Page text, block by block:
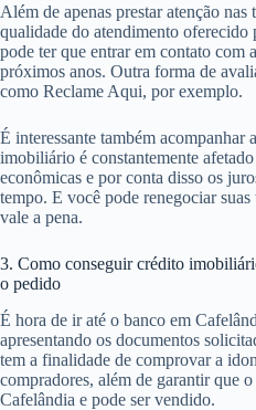
Além de apenas prestar atenção
qualidade do atendimento oferecido
pode ter que entrar em contato com
próximos anos. Outra forma de
como Reclame Aqui, por exemplo.
É interessante também acompanhar
imobiliário é constantemente
econômicas e por conta disso os
tempo. E você pode renegociar
vale a pena.
3. Como conseguir crédito
o pedido
É hora de ir até o banco em
apresentando os documentos
tem a finalidade de comprovar a
compradores, além de garantir que
Cafelândia e pode ser vendido.